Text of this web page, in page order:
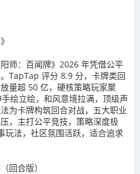
师：百闻牌》2026 年凭借公平
TapTap 评分 8.9 分，卡牌类回
量超 50 亿，硬核策略玩家聚
绘立绘，和风意境拉满，顶级声
为卡牌构筑回合对战，五大职业
，主打公平竞技，策略深度极
玩法，社区氛围活跃，适合追求
回合版）